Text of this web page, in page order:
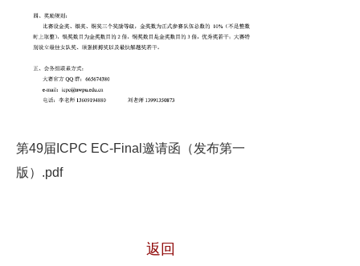
第49届ICPC EC-Final邀请函（发布第一
版）.pdf
返回